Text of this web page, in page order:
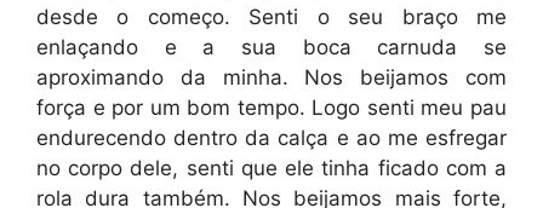
desde o começo. Senti o seu braço me
enlaçando e a sua boca carnuda se
aproximando da minha. Nos beijamos com
força e por um bom tempo. Logo senti meu pau
endurecendo dentro da calça e ao me esfregar
no corpo dele, senti que ele tinha ficado com a
rola dura também. Nos beijamos mais forte,